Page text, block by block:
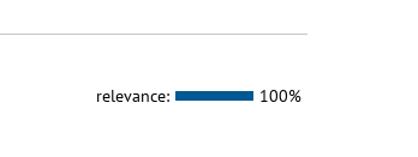
relevance: 100%